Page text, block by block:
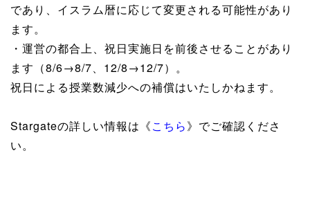
であり、イスラム暦に応じて変更される可能性があり
ます。
・運営の都合上、祝日実施日を前後させることがあり
ます（8/6→8/7、12/8→12/7）。
祝日による授業数減少への補償はいたしかねます。
Stargateの詳しい情報は《こちら》でご確認くださ
い。